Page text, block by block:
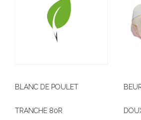
BLANC DE POULET
TRANCHE 80R